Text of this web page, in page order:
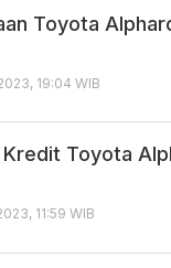
Toyota
19:04 WIB
Kredit Toyota
11:59 WIB